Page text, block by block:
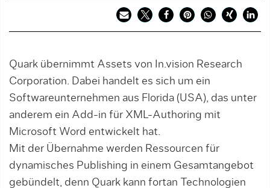
Quark übernimmt Assets von In.vision Research
Corporation. Dabei handelt es sich um ein
Softwareunternehmen aus Florida (USA), das unter
anderem ein Add-in für XML-Authoring mit
Microsoft Word entwickelt hat.
Mit der Übernahme werden Ressourcen für
dynamisches Publishing in einem Gesamtangebot
gebündelt, denn Quark kann fortan Technologien